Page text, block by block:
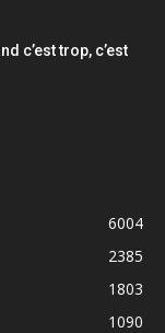
c’est trop, c’est
6004
2385
1803
1090